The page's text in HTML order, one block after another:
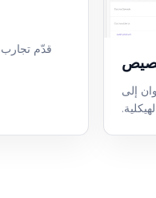
إلى
قدّم